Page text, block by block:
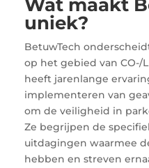
Wat maakt
uniek?
BetuwTech
op het gebied van CO-/
heeft jarenlange
implementeren van
om de veiligheid in
Ze begrijpen de
uitdagingen waarmee
hebben en streven